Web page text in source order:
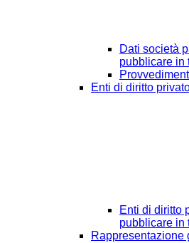
Dati società
pubblicare in
Enti di diritto
Enti di diritto
pubblicare in
Rappresentazione